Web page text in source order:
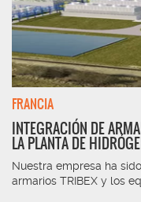
FRANCIA
INTEGRACIÓN DE
LA PLANTA DE
Nuestra empresa ha
armarios TRIBEX y los